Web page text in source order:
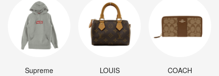
Supreme
LOUIS
COACH